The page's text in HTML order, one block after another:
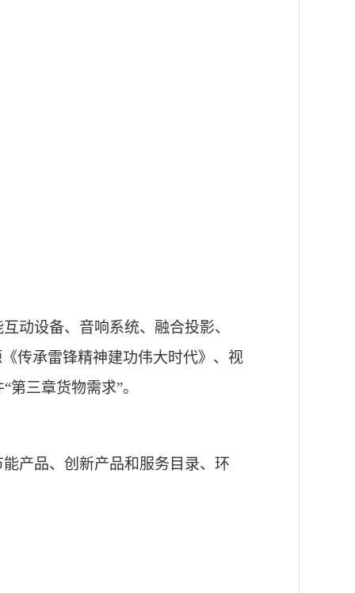
动设备、音响系统、融合投影、
传承雷锋精神建功伟大时代》、视
三章货物需求”。
产品、创新产品和服务目录、环